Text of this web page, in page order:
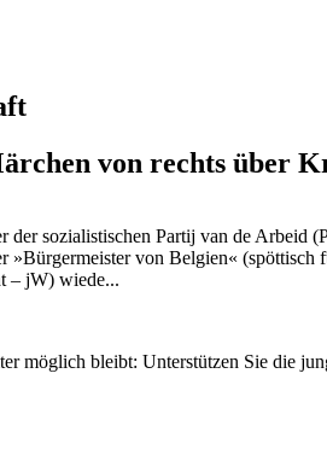
von rechts über
der sozialistischen Partij van de
von Belgien«
– jW) wiede...
möglich bleibt: Unterstützen Sie die